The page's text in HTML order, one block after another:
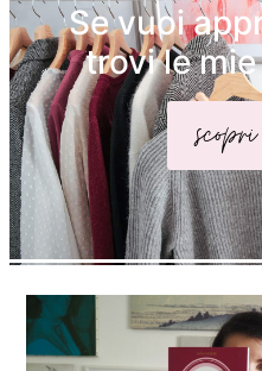
Se vuoi
trovi le